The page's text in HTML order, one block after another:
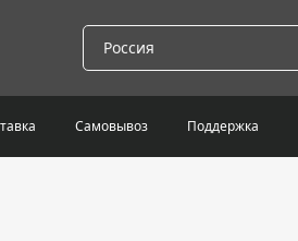
Россия
Самовывоз Поддержка